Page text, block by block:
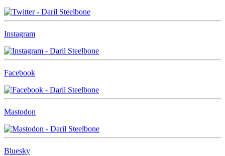
Instagram
Facebook
Mastodon
Bluesky